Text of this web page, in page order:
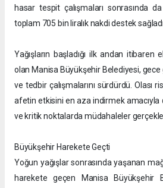
hasar tespit çalışmaları sonrasında
toplam 705 bin liralık nakdi destek
Yağışların başladığı ilk andan itibaren
olan Manisa Büyükşehir Belediyesi,
ve tedbir çalışmalarını sürdürdü. Olası
afetin etkisini en aza indirmek amacıyla
ve kritik noktalarda müdahaleler
Büyükşehir Harekete Geçti
Yoğun yağışlar sonrasında yaşanan
harekete geçen Manisa Büyükşehir